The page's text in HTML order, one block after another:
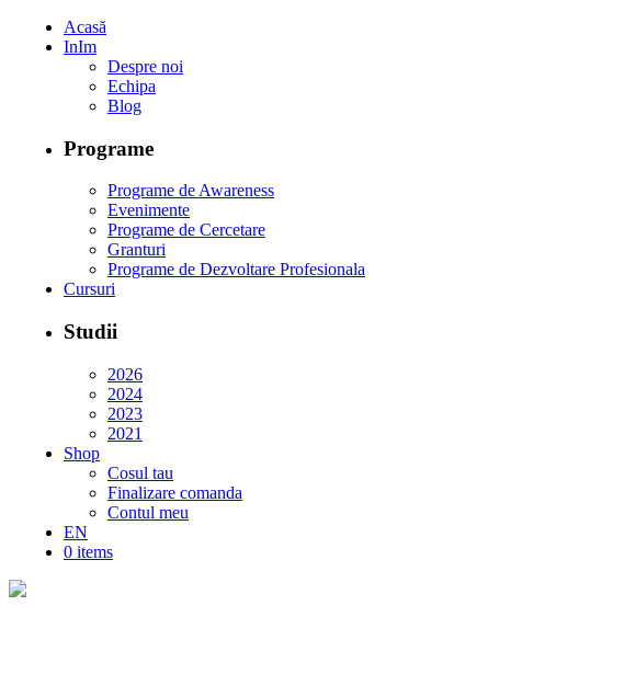
Acasă
InIm
Despre noi
Echipa
Blog
Programe
Programe de Awareness
Evenimente
Programe de Cercetare
Granturi
Programe de Dezvoltare Profesionala
Cursuri
Studii
2026
2024
2023
2021
Shop
Cosul tau
Finalizare comanda
Contul meu
EN
0 items